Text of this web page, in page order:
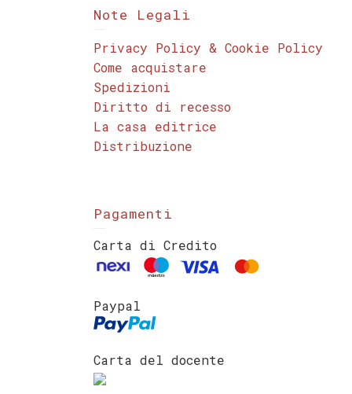
Note Legali
Privacy Policy & Cookie Policy
Come acquistare
Spedizioni
Diritto di recesso
La casa editrice
Distribuzione
Pagamenti
Carta di Credito
Paypal
Carta del docente